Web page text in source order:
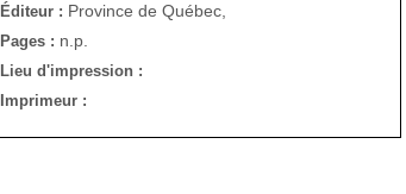
Éditeur : Province de Québec,
Pages : n.p.
Lieu d'impression :
Imprimeur :